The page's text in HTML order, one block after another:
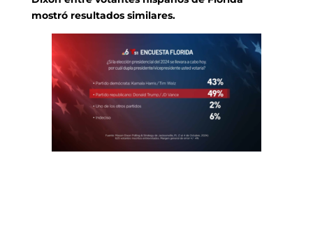
mostró resultados similares.